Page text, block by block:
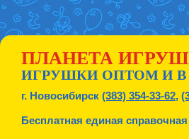
ПЛАНЕТА
ИГРУШКИ ОПТОМ И В
г. Новосибирск (383) 354-33-62,
Бесплатная единая справочная